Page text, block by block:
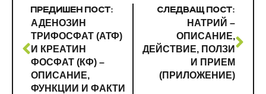
ПРЕДИШЕН ПОСТ:
АДЕНОЗИН
ТРИФОСФАТ (АТФ)
И КРЕАТИН
ФОСФАТ (КФ) –
ОПИСАНИЕ,
ФУНКЦИИ И ФАКТИ
СЛЕДВАЩ ПОСТ:
НАТРИЙ –
ОПИСАНИЕ,
ДЕЙСТВИЕ, ПОЛЗИ
И ПРИЕМ
(ПРИЛОЖЕНИЕ)